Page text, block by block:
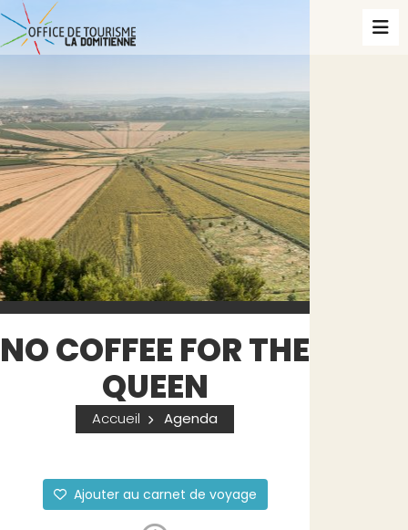
NO COFFEE FOR THE
QUEEN
Accueil Agenda
Ajouter au carnet de voyage